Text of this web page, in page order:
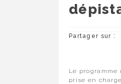
Partager sur :
Le
prise en